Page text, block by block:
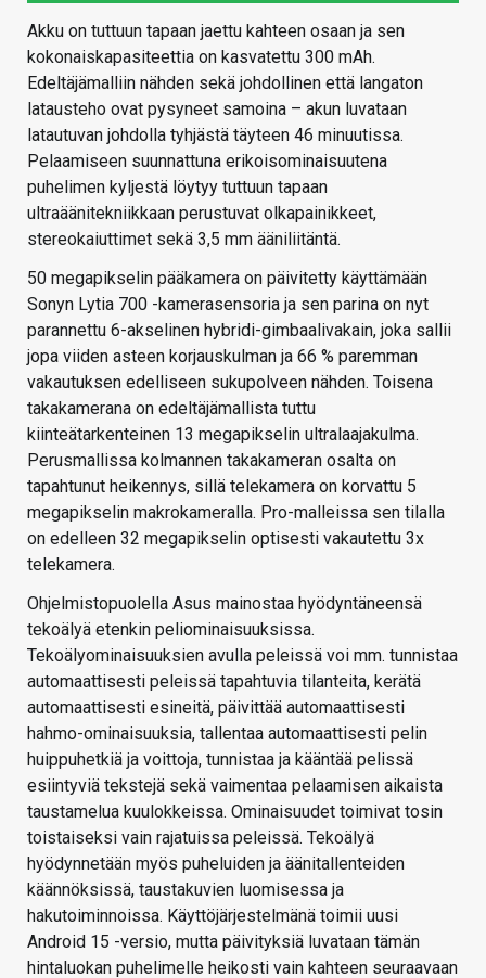
Akku on tuttuun tapaan jaettu kahteen osaan ja sen
kokonaiskapasiteettia on kasvatettu 300 mAh.
Edeltäjämalliin nähden sekä johdollinen että langaton
latausteho ovat pysyneet samoina – akun luvataan
latautuvan johdolla tyhjästä täyteen 46 minuutissa.
Pelaamiseen suunnattuna erikoisominaisuutena
puhelimen kyljestä löytyy tuttuun tapaan
ultraäänitekniikkaan perustuvat olkapainikkeet,
stereokaiuttimet sekä 3,5 mm ääniliitäntä.
50 megapikselin pääkamera on päivitetty käyttämään
Sonyn Lytia 700 -kamerasensoria ja sen parina on nyt
parannettu 6-akselinen hybridi-gimbaalivakain, joka sallii
jopa viiden asteen korjauskulman ja 66 % paremman
vakautuksen edelliseen sukupolveen nähden. Toisena
takakamerana on edeltäjämallista tuttu
kiinteätarkenteinen 13 megapikselin ultralaajakulma.
Perusmallissa kolmannen takakameran osalta on
tapahtunut heikennys, sillä telekamera on korvattu 5
megapikselin makrokameralla. Pro-malleissa sen tilalla
on edelleen 32 megapikselin optisesti vakautettu 3x
telekamera.
Ohjelmistopuolella Asus mainostaa hyödyntäneensä
tekoälyä etenkin peliominaisuuksissa.
Tekoälyominaisuuksien avulla peleissä voi mm. tunnistaa
automaattisesti peleissä tapahtuvia tilanteita, kerätä
automaattisesti esineitä, päivittää automaattisesti
hahmo-ominaisuuksia, tallentaa automaattisesti pelin
huippuhetkiä ja voittoja, tunnistaa ja kääntää pelissä
esiintyviä tekstejä sekä vaimentaa pelaamisen aikaista
taustamelua kuulokkeissa. Ominaisuudet toimivat tosin
toistaiseksi vain rajatuissa peleissä. Tekoälyä
hyödynnetään myös puheluiden ja äänitallenteiden
käännöksissä, taustakuvien luomisessa ja
hakutoiminnoissa. Käyttöjärjestelmänä toimii uusi
Android 15 -versio, mutta päivityksiä luvataan tämän
hintaluokan puhelimelle heikosti vain kahteen seuraavaan